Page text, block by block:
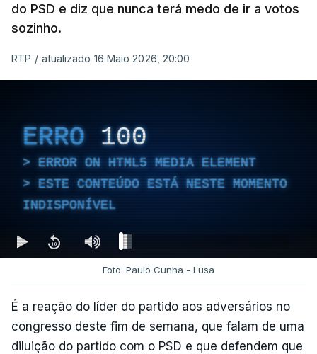
do PSD e diz que nunca terá medo de ir a votos
sozinho.
RTP / atualizado 16 Maio 2026, 20:00
ERRO 100
ERROR ON HTML5 MEDIA ELEMENT
ESTE CONTEÚDO ESTÁ NESTE MOMENTO
INDISPONÍVEL
Foto: Paulo Cunha - Lusa
É a reação do líder do partido aos adversários no
congresso deste fim de semana, que falam de uma
diluição do partido com o PSD e que defendem que